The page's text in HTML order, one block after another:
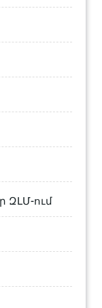
ԶԼՄ-ում